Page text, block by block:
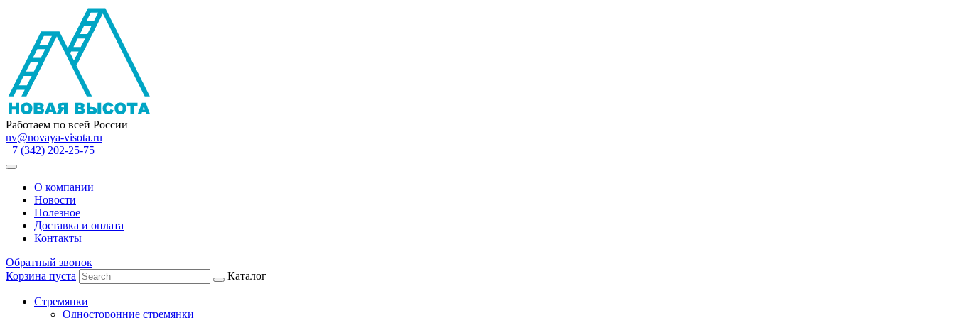
Работаем по всей России
nv@novaya-visota.ru
+7 (342) 202-25-75
О компании
Новости
Полезное
Доставка и оплата
Контакты
Обратный звонок
Корзина пуста
Каталог
Стремянки
Односторонние стремянки